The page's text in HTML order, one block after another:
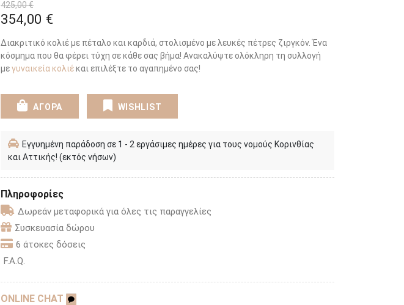
425,00 €
354,00 €
Διακριτικό κολιέ με πέταλο και καρδιά, στολισμένο με λευκές πέτρες ζιργκόν. Ένα
κόσμημα που θα φέρει τύχη σε κάθε σας βήμα! Ανακαλύψτε ολόκληρη τη συλλογή
μεγυναικεία κολιέκαι επιλέξτε το αγαπημένο σας!
ΑΓΟΡΑ WISHLIST
Εγγυημένη παράδοση σε 1 - 2 εργάσιμες ημέρες για τους νομούς Κορινθίας
και Αττικής! (εκτός νήσων)
Πληροφορίες
Δωρεάν μεταφορικά για όλες τις παραγγελίες
Συσκευασία δώρου
6 άτοκες δόσεις
F.A.Q.
ONLINE CHAT